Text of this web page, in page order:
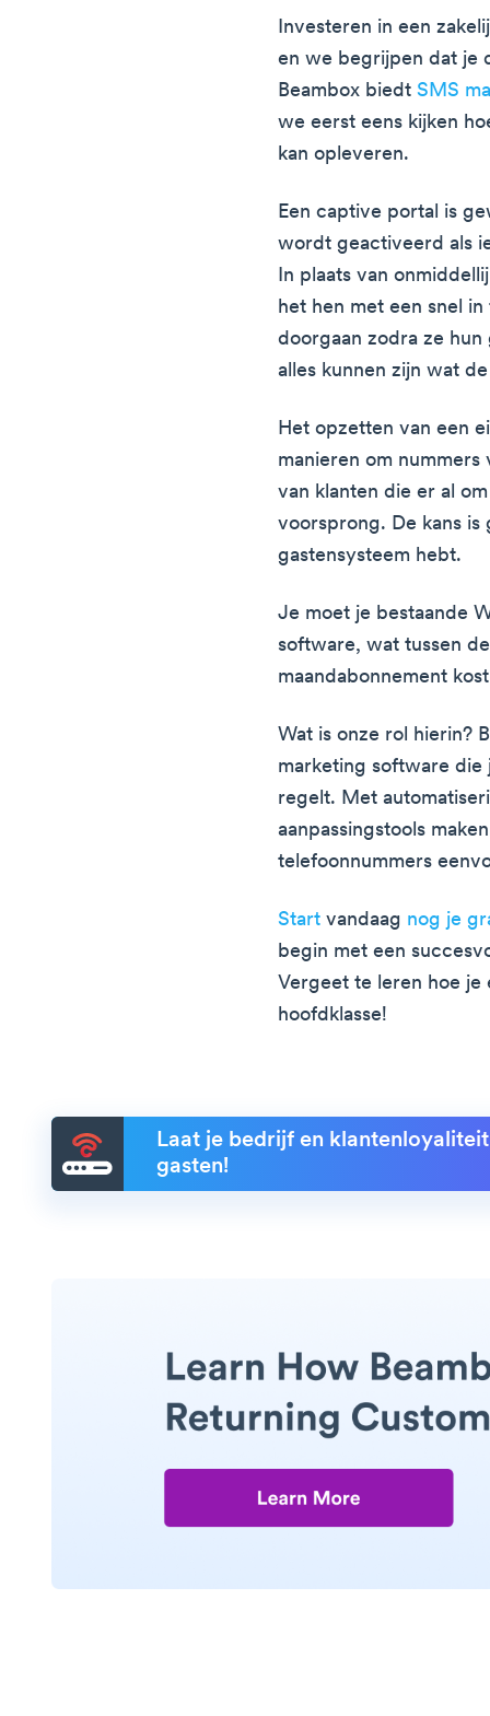
Investeren in een
en we begrijpen dat je
Beambox biedtSMS
we eerst eens kijken
kan opleveren.
Een captive portal is
wordt geactiveerd als
In plaats van
het hen met een snel
doorgaan zodra ze
alles kunnen zijn wat
Het opzetten van een
manieren om
van klanten die er al
voorsprong. De kans
gastensysteem hebt.
Je moet je bestaande
software, wat tussen
maandabonnement
Wat is onze rol hierin?
marketing software
regelt. Met
aanpassingstools
telefoonnummers
Start vandaag nog je
begin met een
Vergeet te leren hoe je
hoofdklasse!
Laat je bedrijf en
gasten!